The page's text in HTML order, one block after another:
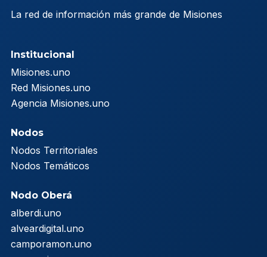
La red de información más grande de Misiones
Institucional
Misiones.uno
Red Misiones.uno
Agencia Misiones.uno
Nodos
Nodos Territoriales
Nodos Temáticos
Nodo Oberá
alberdi.uno
alveardigital.uno
camporamon.uno